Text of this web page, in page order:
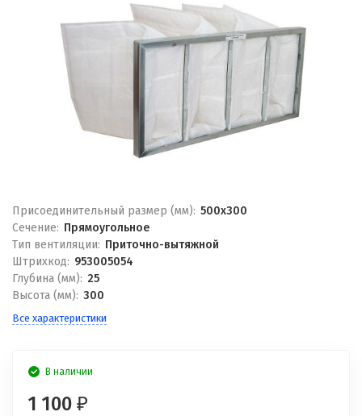
Присоединительный размер (мм): 500x300
Сечение: Прямоугольное
Тип вентиляции: Приточно-вытяжной
Штрихкод: 953005054
Глубина (мм): 25
Высота (мм): 300
Все характеристики
В наличии
1 100 ₽